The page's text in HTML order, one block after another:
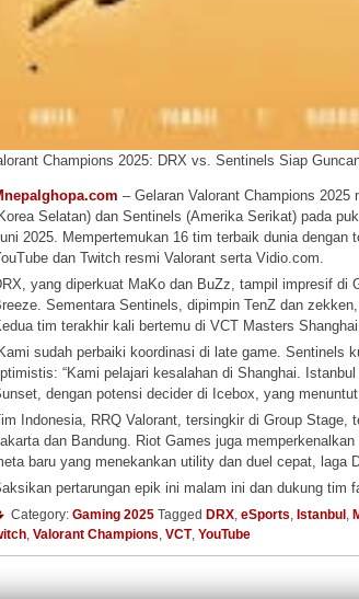
Champions 2025: DRX vs. Sentinels Siap
– Gelaran Valorant Champions
Selatan) dan Sentinels (Amerika Serikat) pada
2025. Mempertemukan 16 tim terbaik dunia
dan Twitch resmi Valorant serta Vidio.com.
yang diperkuat MaKo dan BuZz, tampil impresif di
Sementara Sentinels, dipimpin TenZ dan
tim terakhir kali bertemu di VCT Masters
sudah perbaiki koordinasi di late game. Sentinels
“Kami pelajari kesalahan di Shanghai.
dengan potensi decider di Icebox, yang
Indonesia, RRQ Valorant, tersingkir di Group
dan Bandung. Riot Games juga
baru yang menekankan utility dan duel cepat, laga
pertarungan epik ini malam ini dan dukung tim
Category: Gaming 2025 Tagged DRX eSports Istanbul
Valorant Champions VCT, YouTube